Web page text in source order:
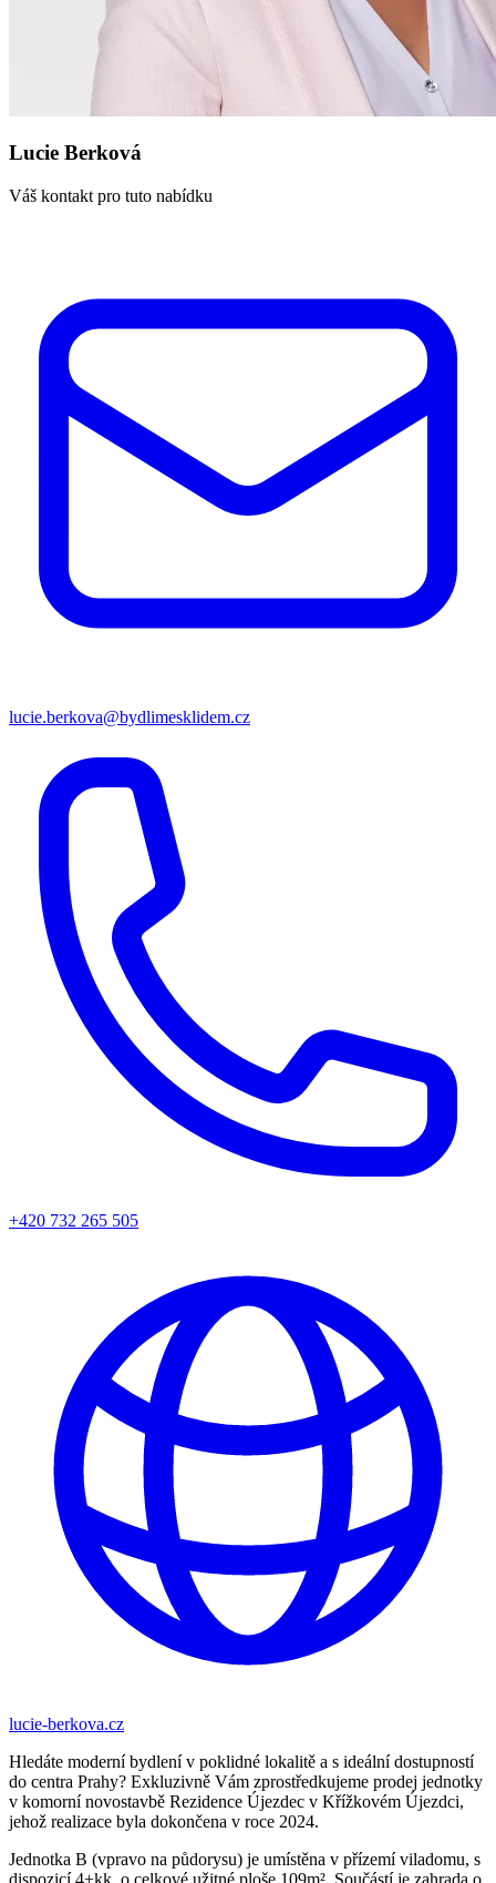
Lucie Berková
Váš kontakt pro tuto nabídku
lucie.berkova@bydlimesklidem.cz
+420 732 265 505
lucie-berkova.cz
Hledáte moderní bydlení v poklidné lokalitě a s ideální dostupností
do centra Prahy? Exkluzivně Vám zprostředkujeme prodej jednotky
v komorní novostavbě Rezidence Újezdec v Křížkovém Újezdci,
jehož realizace byla dokončena v roce 2024.
Jednotka B (vpravo na půdorysu) je umístěna v přízemí viladomu, s
dispozicí 4+kk, o celkové užitné ploše 109m². Součástí je zahrada o